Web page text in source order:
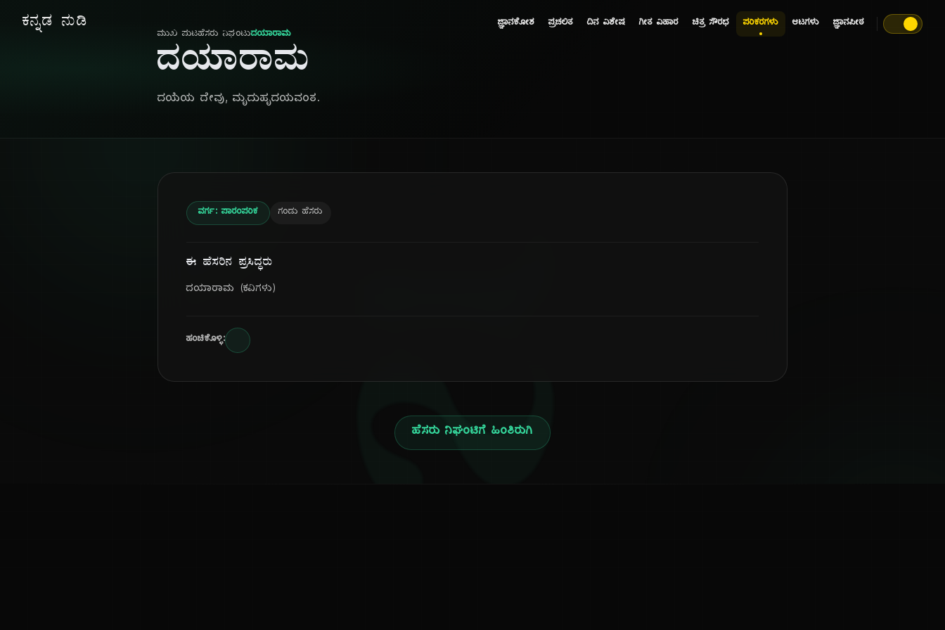
ಕನ್ನಡ ನುಡಿ ಜ್ಞಾನಕೋಶ ಪ್ರಚಲಿತ ದಿನ ವಿಶೇಷ ಗೀತ ವಿಹಾರ ಚಿತ್ರ ಸೌರಭ ಪರಿಕರಗಳು ಆಟಗಳು ಜ್ಞಾನಪೀಠ
ನ
ಮುಖ ಪುಟಹೆಸರು ನಿಘಂಟುದಯಾರಾಮ
ದಯಾರಾಮ
ದಯೆಯ ದೇವು, ಮೃದುಹೃದಯವಂತ.
ವರ್ಗ: ಪಾರಂಪರಿಕ ಗಂಡು ಹೆಸರು
ಈ ಹೆಸರಿನ ಪ್ರಸಿದ್ಧರು
ದಯಾರಾಮ (ಕವಿಗಳು)
ಹಂಚಿಕೊಳ್ಳಿ:
ಹೆಸರು ನಿಘಂಟಿಗೆ ಹಿಂತಿರುಗಿ